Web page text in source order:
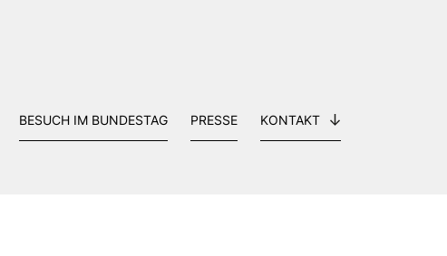
BESUCH IM BUNDESTAG PRESSE KONTAKT